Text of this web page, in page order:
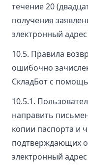
течение 20
получения
электронный
10.5. Правила
ошибочно
СкладБот с
10.5.1.
направить
копии паспорта и
подтверждающих
электронный